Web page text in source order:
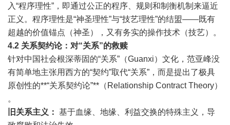
入“程序理性”，即通过公正的程序、规则和制衡机制来逼近
正义。程序理性是“神圣理性”与“技艺理性”的结盟——既有
超越的价值锚点（神圣），又有务实的操作技术（技艺）。
4.2 关系契约论：对“关系”的救赎
针对中国社会根深蒂固的“关系”（Guanxi）文化，范亚峰没
有简单地主张用西方的“契约”取代“关系”，而是提出了极具
原创性的**“关系契约论”**（Relationship Contract Theory）
。
旧关系主义： 基于血缘、地缘、利益交换的特殊主义，导